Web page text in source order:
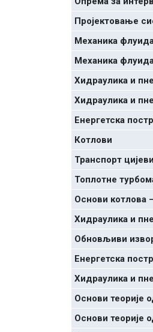
Пројектовање
Механика
Механика
Хидраулика и
Хидраулика и
Енергетска
Котлови
Транспорт
Топлотне
Основи котлова
Хидраулика и
Обновљиви
Енергетска
Хидраулика и
Основи теорије
Основи теорије